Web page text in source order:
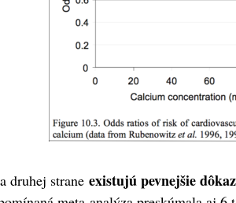
druhej strane existujú pevnejšie